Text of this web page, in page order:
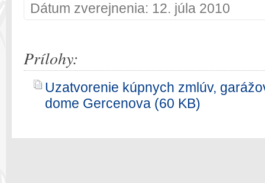
Dátum zverejnenia: 12. júla 2010
Prílohy:
Uzatvorenie kúpnych zmlúv,
dome Gercenova (60 KB)